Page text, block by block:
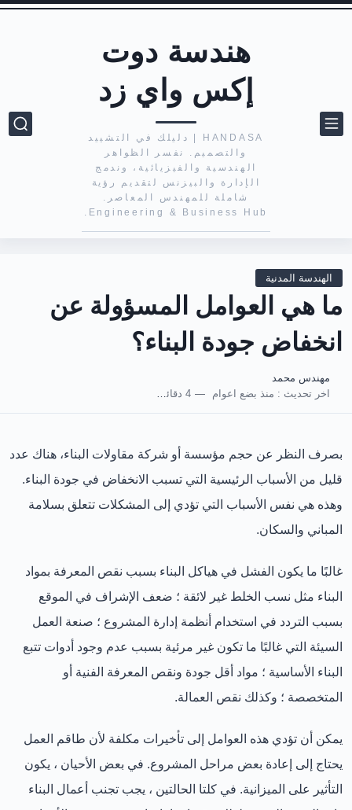
هندسة دوت
إكس واي زد
HANDASA | دليلك في التشييد
والتصميم. نفسر الظواهر
الهندسية والفيزيائية، وندمج
الإدارة والبيزنس لتقديم رؤية
شاملة للمهندس المعاصر.
Engineering & Business Hub.
الهندسة المدنية
ما هي العوامل المسؤولة عن
انخفاض جودة البناء؟
مهندس محمد
اخر تحديث : منذ بضع اعوام 4 دقائق للقراءة
بصرف النظر عن حجم مؤسسة أو شركة مقاولات البناء، هناك عدد
قليل من الأسباب الرئيسية التي تسبب الانخفاض في جودة البناء.
وهذه هي نفس الأسباب التي تؤدي إلى المشكلات تتعلق بسلامة
المباني والسكان.
غالبًا ما يكون الفشل في هياكل البناء بسبب نقص المعرفة بمواد
البناء مثل نسب الخلط غير لائقة ؛ ضعف الإشراف في الموقع
بسبب التردد في استخدام أنظمة إدارة المشروع ؛ صنعة العمل
السيئة التي غالبًا ما تكون غير مرئية بسبب عدم وجود أدوات تتبع
البناء الأساسية ؛ مواد أقل جودة ونقص المعرفة الفنية أو
المتخصصة ؛ وكذلك نقص العمالة.
يمكن أن تؤدي هذه العوامل إلى تأخيرات مكلفة لأن طاقم العمل
يحتاج إلى إعادة بعض مراحل المشروع. في بعض الأحيان ، يكون
التأثير على الميزانية. في كلتا الحالتين ، يجب تجنب أعمال البناء